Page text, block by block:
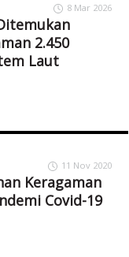
8 Mar 2026
2.450
Laut
11 Nov 2020
Keragaman
Covid-19